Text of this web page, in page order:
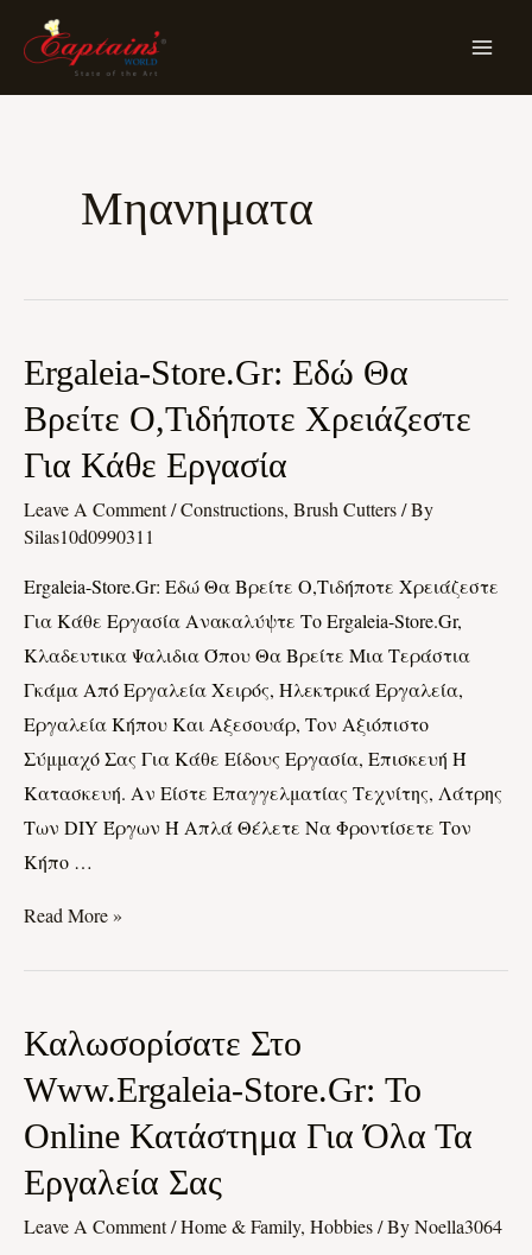
Μηανηματα
Ergaleia-Store.gr: Εδώ Θα
Βρείτε Ο,τιδήποτε Χρειάζεστε
Για Κάθε Εργασία
Leave A Comment/Constructions, Brush Cutters/ By
Silas10d0990311
Ergaleia-Store.gr: Εδώ Θα Βρείτε Ο,τιδήποτε Χρειάζεστε
Για Κάθε Εργασία Ανακαλύψτε Το Ergaleia-Store.gr,
Κλαδευτικα Ψαλιδια Όπου Θα Βρείτε Μια Τεράστια
Γκάμα Από Εργαλεία Χειρός, Ηλεκτρικά Εργαλεία,
Εργαλεία Κήπου Και Αξεσουάρ, Τον Αξιόπιστο
Σύμμαχό Σας Για Κάθε Είδους Εργασία, Επισκευή Ή
Κατασκευή. Αν Είστε Επαγγελματίας Τεχνίτης, Λάτρης
Των DIY Έργων Ή Απλά Θέλετε Να Φροντίσετε Τον
Κήπο …
Ergaleia-
Store.gr:
Εδώ
Θα
Βρείτε
Ο,τιδήποτε
Για
Read More »
Καλωσορίσατε Στο
Www.ergaleia-Store.gr: Το
Online Κατάστημα Για Όλα Τα
Εργαλεία Σας
Leave A Comment/Home & Family, Hobbies/ ByNoella3064
Καλωσορίσατε
Www.ergaleia-
Store.gr:
Το
Online
Κατάστημα